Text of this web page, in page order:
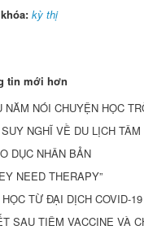
kỳ thị
tin mới hơn
NĂM NÓI CHUYỆN HỌC
NGHĨ VỀ DU LỊCH TÂM
DỤC NHÂN BẢN
NEED THERAPY”
TỪ ĐẠI DỊCH COVID-
SAU TIÊM VACCINE VÀ